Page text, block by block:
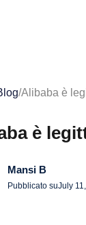
/Alibaba è
è
Mansi B
Pubblicato suJuly